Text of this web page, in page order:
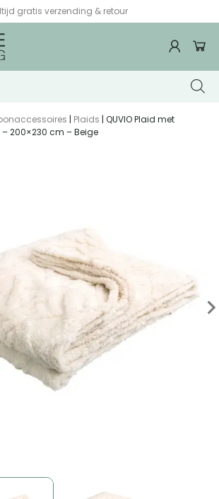
gratis verzending & retour
| Plaids | QUVIO Plaid met
200×230 cm – Beige